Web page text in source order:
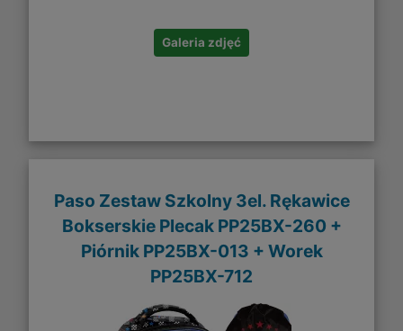
Galeria zdjęć
Paso Zestaw Szkolny 3el. Rękawice
Bokserskie Plecak PP25BX-260 +
Piórnik PP25BX-013 + Worek
PP25BX-712